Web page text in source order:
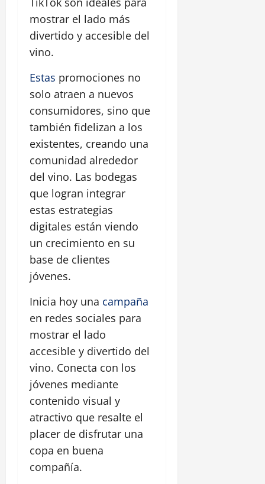
mostrar el lado más
divertido y accesible del
vino.
Estas promociones no
solo atraen a nuevos
consumidores, sino que
también fidelizan a los
existentes, creando una
comunidad alrededor
del vino. Las bodegas
que logran integrar
estas estrategias
digitales están viendo
un crecimiento en su
base de clientes
jóvenes.
Inicia hoy una campaña
en redes sociales para
mostrar el lado
accesible y divertido del
vino. Conecta con los
jóvenes mediante
contenido visual y
atractivo que resalte el
placer de disfrutar una
copa en buena
compañía.